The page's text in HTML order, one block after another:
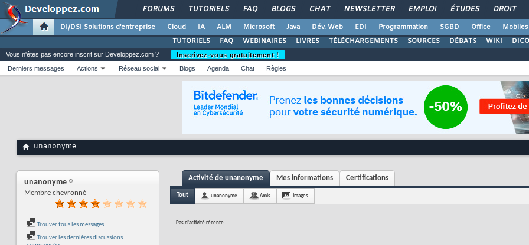
FORUMS TUTORIELS FAQ BLOGS CHAT NEWSLETTER EMPLOI ÉTUDES DROIT
DI/DSI Solutions d'entreprise Cloud IA ALM Microsoft Java Dév. Web EDI Programmation SGBD Office Mobiles
TUTORIELS
FAQ WEBINAIRES LIVRES TÉLÉCHARGEMENTS SOURCES DÉBATS WIKI DICO
Vous n'êtes pas encore inscrit sur Developpez.com ?
Inscrivez-vous gratuitement !
Derniers messages
Actions Réseau social Blogs Agenda Chat Règles
unanonyme
unanonyme
Membre chevronné
Trouver tous les messages
Trouver les dernières discussions
Activité de unanonyme Mes informations Certifications
Tout unanonyme Amis Images
Pas d'activité récente